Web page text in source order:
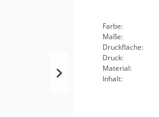
Farbe:
Maße:
Druckfläche:
Druck:
Material:
Inhalt: